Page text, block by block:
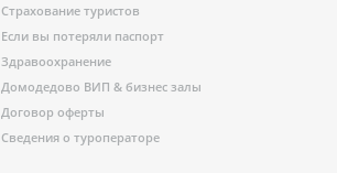
Страхование туристов
Если вы потеряли паспорт
Здравоохранение
Домодедово ВИП & бизнес залы
Договор оферты
Сведения о туроператоре